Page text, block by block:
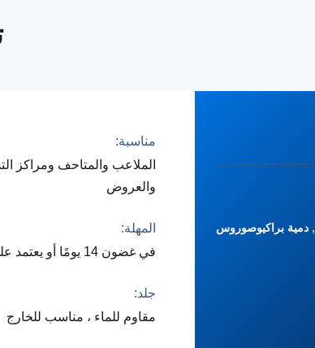
, دمية براكيوصوروس
مناسبة:
الملاعب والمتاحف ومراكز
والعروض
المهلة:
في غضون 14 يومًا أو يعتمد على كمية الطلب
جلد:
مقاوم للماء ، مناسب للخارج